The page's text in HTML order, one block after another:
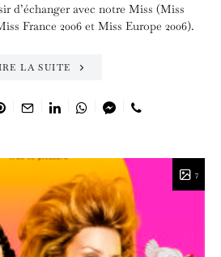
d’échanger avec notre Miss (Miss
France 2006 et Miss Europe 2006).
LA SUITE
7